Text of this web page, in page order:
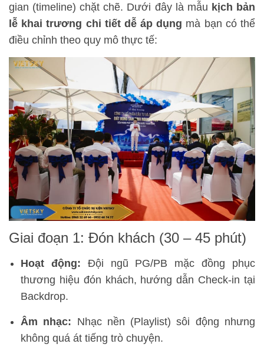
gian (timeline) chặt chẽ. Dưới đây là mẫu kịch bản
lễ khai trương chi tiết dễ áp dụng mà bạn có thể
điều chỉnh theo quy mô thực tế:
Giai đoạn 1: Đón khách (30 – 45 phút)
Hoạt động: Đội ngũ PG/PB mặc đồng phục
thương hiệu đón khách, hướng dẫn Check-in tại
Backdrop.
Âm nhạc: Nhạc nền (Playlist) sôi động nhưng
không quá át tiếng trò chuyện.